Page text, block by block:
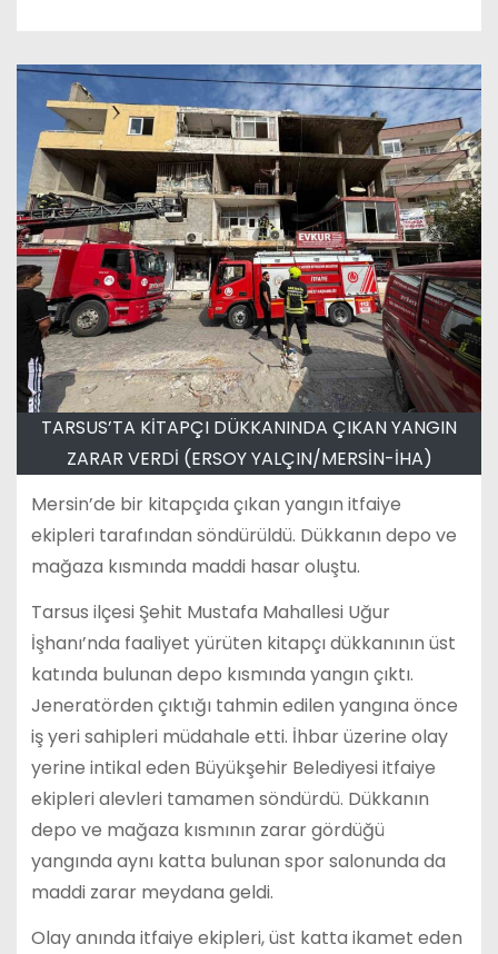
TARSUS’TA KİTAPÇI DÜKKANINDA ÇIKAN YANGIN
ZARAR VERDİ (ERSOY YALÇIN/MERSİN-İHA)
Mersin’de bir kitapçıda çıkan yangın itfaiye
ekipleri tarafından söndürüldü. Dükkanın depo ve
mağaza kısmında maddi hasar oluştu.
Tarsus ilçesi Şehit Mustafa Mahallesi Uğur
İşhanı’nda faaliyet yürüten kitapçı dükkanının üst
katında bulunan depo kısmında yangın çıktı.
Jeneratörden çıktığı tahmin edilen yangına önce
iş yeri sahipleri müdahale etti. İhbar üzerine olay
yerine intikal eden Büyükşehir Belediyesi itfaiye
ekipleri alevleri tamamen söndürdü. Dükkanın
depo ve mağaza kısmının zarar gördüğü
yangında aynı katta bulunan spor salonunda da
maddi zarar meydana geldi.
Olay anında itfaiye ekipleri, üst katta ikamet eden